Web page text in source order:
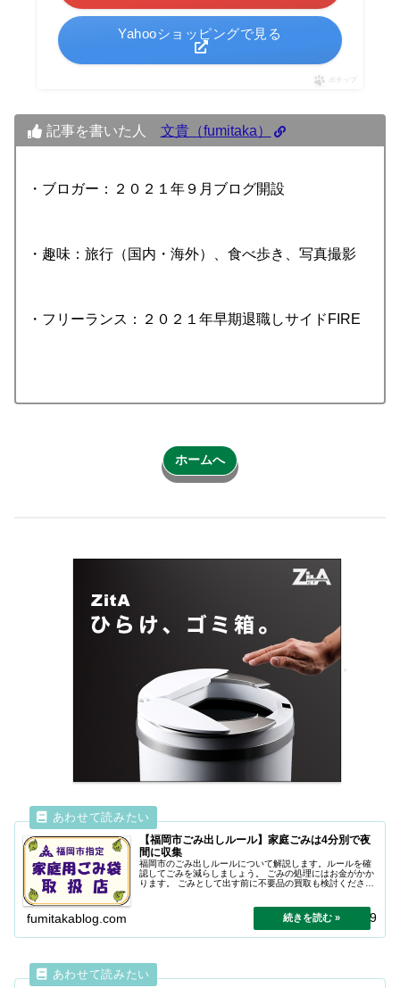
Yahooショッピングで見る
ポチップ
記事を書いた人 文貴（fumitaka）
・ブロガー：２０２１年９月ブログ開設
・趣味：旅行（国内・海外）、食べ歩き、写真撮影
・フリーランス：２０２１年早期退職しサイドFIRE
ホームへ
【福岡市ごみ出しルール】家庭ごみは4分別で夜
間に収集
福岡市のごみ出しルールについて解説します。ルールを確
認してごみを減らしましょう。 ごみの処理にはお金がかか
ります。 ごみとして出す前に不要品の買取も検討くださ
fumitakablog.com 2024.04.29